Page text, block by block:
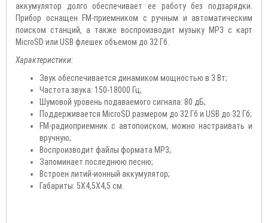
аккумулятор долго обеспечивает ее работу без подзарядки.
Прибор оснащен FM-приемником с ручным и автоматическим
поиском станций, а также воспроизводит музыку MP3 с карт
MicroSD или USB флешек объемом до 32 Гб.
Характеристики:
Звук обеспечивается динамиком мощностью в 3 Вт;
Частота звука: 150-18000 Гц;
Шумовой уровень подаваемого сигнала: 80 дБ;
Поддерживается MicroSD размером до 32 Гб и USB до 32 Гб;
FM-радиоприемник с автопоиском, можно настраивать и
вручную;
Воспроизводит файлы формата MP3;
Запоминает последнюю песню;
Встроен литий-ионный аккумулятор;
Габариты: 5Х4,5Х4,5 см.